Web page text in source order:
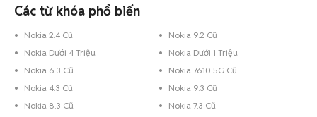
Các từ khóa phổ biến
Nokia 2.4 Cũ
Nokia 9.2 Cũ
Nokia Dưới 4 Triệu
Nokia Dưới 1 Triệu
Nokia 6.3 Cũ
Nokia 7610 5G Cũ
Nokia 4.3 Cũ
Nokia 9.3 Cũ
Nokia 8.3 Cũ
Nokia 7.3 Cũ